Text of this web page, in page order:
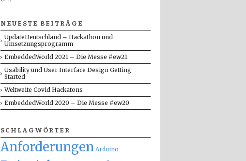
NEUESTE BEITRÄGE
UpdateDeutschland – Hackathon und
Umsetzungsprogramm
EmbeddedWorld 2021 – Die Messe #ew21
Usability und User Interface Design Getting
Started
Weltweite Covid Hackatons
EmbeddedWorld 2020 – Die Messe #ew20
SCHLAGWÖRTER
Anforderungen Arduino